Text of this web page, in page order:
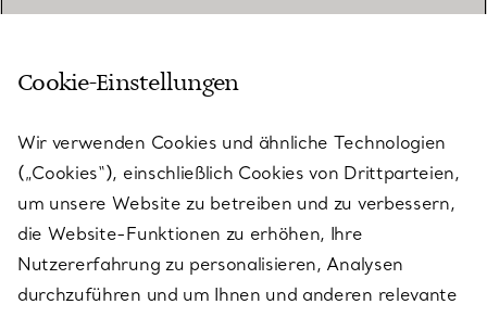
KUNDENSERVICE
SERVICES
ÜBER TIFFANY & CO.
Cookie-Einstellungen
Wir verwenden Cookies und ähnliche Technologien
(„Cookies“), einschließlich Cookies von Drittparteien,
um unsere Website zu betreiben und zu verbessern,
die Website-Funktionen zu erhöhen, Ihre
Nutzererfahrung zu personalisieren, Analysen
durchzuführen und um Ihnen und anderen relevante